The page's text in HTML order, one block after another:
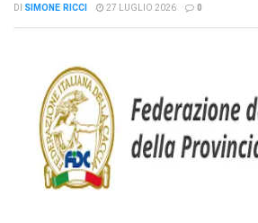
DI SIMONE RICCI 27 LUGLIO 2026 0